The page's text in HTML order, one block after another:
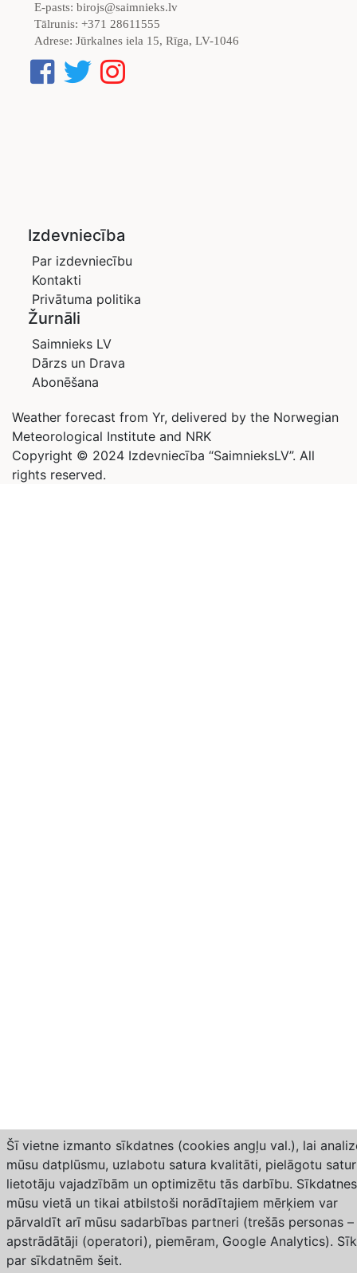
E-pasts: birojs@saimnieks.lv
Tālrunis: +371 28611555
Adrese: Jūrkalnes iela 15, Rīga, LV-1046
Izdevniecība
Par izdevniecību
Kontakti
Privātuma politika
Žurnāli
Saimnieks LV
Dārzs un Drava
Abonēšana
Weather forecast from Yr, delivered by the Norwegian
Meteorological Institute and NRK
Copyright © 2024 Izdevniecība “SaimnieksLV”. All
rights reserved.
Šī vietne izmanto sīkdatnes (cookies angļu val.), lai
mūsu datplūsmu, uzlabotu satura kvalitāti, pielāgotu
lietotāju vajadzībām un optimizētu tās darbību. Sīkdatnes
mūsu vietā un tikai atbilstoši norādītajiem mērķiem var
pārvaldīt arī mūsu sadarbības partneri (trešās personas
apstrādātāji (operatori), piemēram, Google Analytics).
par sīkdatnēm šeit.